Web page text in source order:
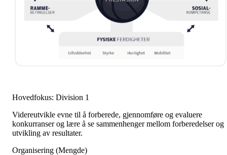
Hovedfokus: Division 1
Videreutvikle evne til å forberede, gjennomføre og evaluere
konkurranser og lære å se sammenhenger mellom forberedelser og
utvikling av resultater.
Organisering (Mengde)